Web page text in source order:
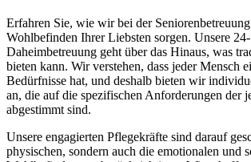
Erfahren Sie, wie wir bei der
Wohlbefinden Ihrer Liebsten sorgen. Unsere
Daheimbetreuung geht über das Hinaus, was
bieten kann. Wir verstehen, dass jeder Mensch
Bedürfnisse hat, und deshalb bieten wir
an, die auf die spezifischen Anforderungen der
abgestimmt sind.
Unsere engagierten Pflegekräfte sind darauf
physischen, sondern auch die emotionalen und